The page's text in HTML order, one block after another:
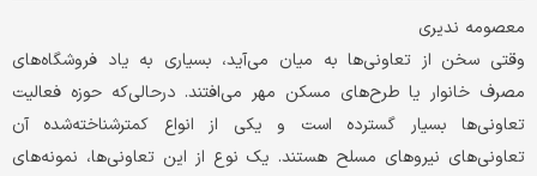
معصومه ندیری
وقتی سخن از تعاونی‌ها به میان می‌آید، بسیاری به یاد فروشگاه‌های
مصرف خانوار یا طرح‌های مسکن مهر می‌افتند. درحالی‌که حوزه فعالیت
تعاونی‌ها بسیار گسترده است و یکی از انواع کمتر‌شناخته‌شده آن
تعاونی‌های نیروهای مسلح هستند. یک نوع از این تعاونی‌ها، نمونه‌های